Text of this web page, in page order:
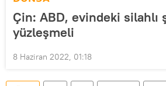
Çin: ABD, evindeki silahlı
yüzleşmeli
8 Haziran 2022, 01:18